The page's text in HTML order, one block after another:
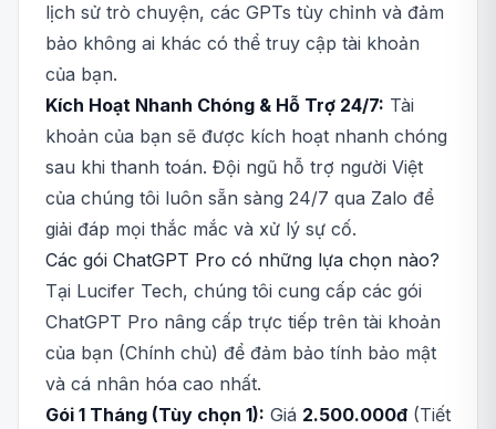
lịch sử trò chuyện, các GPTs tùy chỉnh và đảm
bảo không ai khác có thể truy cập tài khoản
của bạn.
Kích Hoạt Nhanh Chóng & Hỗ Trợ 24/7: Tài
khoản của bạn sẽ được kích hoạt nhanh chóng
sau khi thanh toán. Đội ngũ hỗ trợ người Việt
của chúng tôi luôn sẵn sàng 24/7 qua Zalo để
giải đáp mọi thắc mắc và xử lý sự cố.
Các gói ChatGPT Pro có những lựa chọn nào?
Tại Lucifer Tech, chúng tôi cung cấp các gói
ChatGPT Pro nâng cấp trực tiếp trên tài khoản
của bạn (Chính chủ) để đảm bảo tính bảo mật
và cá nhân hóa cao nhất.
Gói 1 Tháng (Tùy chọn 1): Giá 2.500.000đ (Tiết